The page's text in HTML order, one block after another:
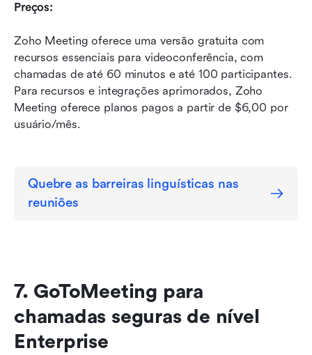
Preços:
Zoho Meeting oferece uma versão gratuita com
recursos essenciais para videoconferência, com
chamadas de até 60 minutos e até 100 participantes.
Para recursos e integrações aprimorados, Zoho
Meeting oferece planos pagos a partir de $6,00 por
usuário/mês.
Quebre as barreiras linguísticas nas
reuniões
7. GoToMeeting para
chamadas seguras de nível
Enterprise